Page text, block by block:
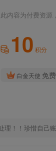
此内容为付费资源
10 积分
白金天使 免费
！！珍惜自己账